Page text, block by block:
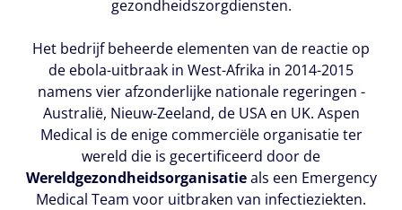
gezondheidszorgdiensten.
Het bedrijf beheerde elementen van de reactie op
de ebola-uitbraak in West-Afrika in 2014-2015
namens vier afzonderlijke nationale regeringen -
Australië, Nieuw-Zeeland, de USA en UK. Aspen
Medical is de enige commerciële organisatie ter
wereld die is gecertificeerd door de
Wereldgezondheidsorganisatieals een Emergency
Medical Team voor uitbraken van infectieziekten.